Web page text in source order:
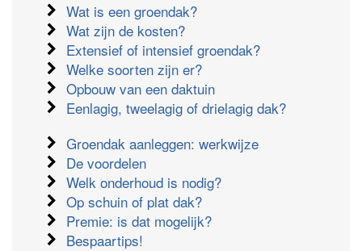
Wat is een groendak?
Wat zijn de kosten?
Extensief of intensief groendak?
Welke soorten zijn er?
Opbouw van een daktuin
Eenlagig, tweelagig of drielagig dak?
Groendak aanleggen: werkwijze
De voordelen
Welk onderhoud is nodig?
Op schuin of plat dak?
Premie: is dat mogelijk?
Bespaartips!